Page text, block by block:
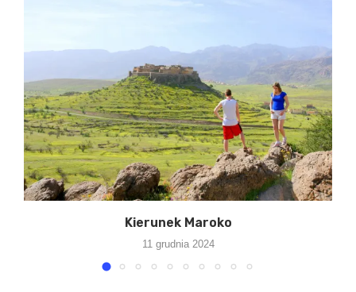
Kierunek Maroko
11 grudnia 2024